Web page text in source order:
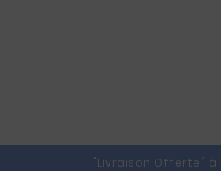
"Livraison Offerte"